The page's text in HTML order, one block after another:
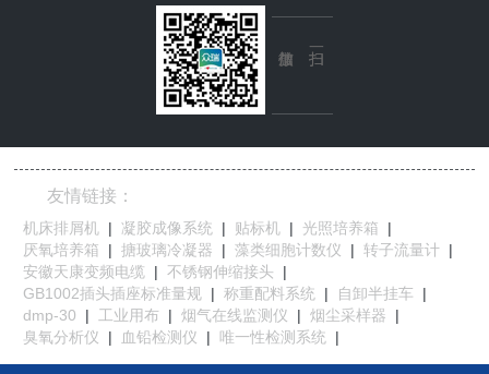
友情链接：
机床排屑机 | 凝胶成像系统 | 贴标机 | 光照培养箱
|
厌氧培养箱
| 搪玻璃冷凝器 | 藻类细胞计数仪 | 转子流量计 |
安徽天康变频电缆
| 不锈钢伸缩接头
|
GB1002插头插座标准量规 | 称重配料系统 | 自卸半挂车
|
dmp-30
| 工业用布 | 烟气在线监测仪 | 烟尘采样器
|
臭氧分析仪
| 血铅检测仪 | 唯一性检测系统 |